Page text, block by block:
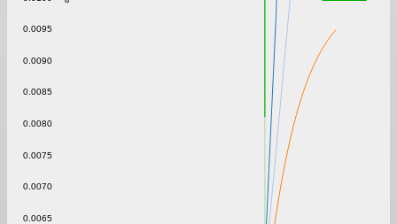
0.0065
0.0070
0.0075
0.0080
0.0085
0.0090
0.0095